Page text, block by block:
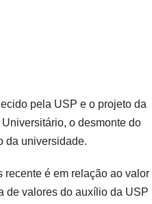
pela USP e o projeto da
o desmonte do
da universidade.
recente é em relação ao valor
de valores do auxílio da USP